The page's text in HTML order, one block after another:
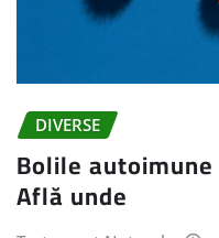
DIVERSE
Bolile
Află unde